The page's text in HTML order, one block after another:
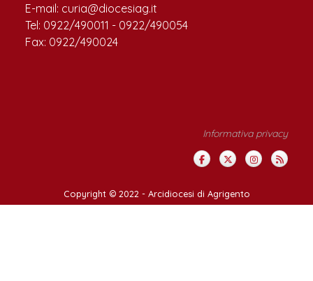
E-mail: curia@diocesiag.it
Tel: 0922/490011 - 0922/490054
Fax: 0922/490024
Informativa privacy
Copyright © 2022 - Arcidiocesi di Agrigento